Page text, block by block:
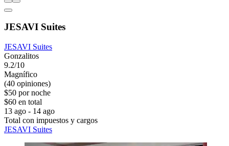
JESAVI Suites
JESAVI Suites
Gonzalitos
9.2/10
Magnífico
(40 opiniones)
$50 por noche
$60 en total
13 ago - 14 ago
Total con impuestos y cargos
JESAVI Suites